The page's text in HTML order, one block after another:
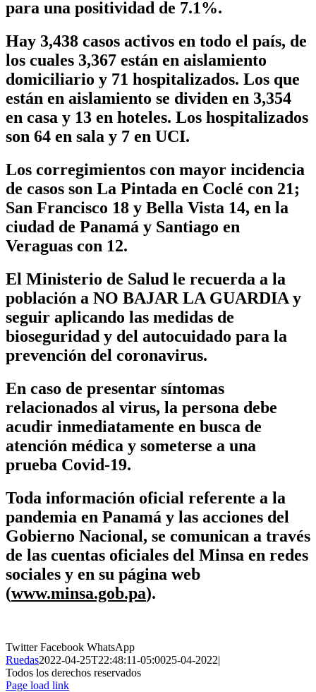
para una positividad de 7.1%.
Hay 3,438 casos activos en todo el país, de
los cuales 3,367 están en aislamiento
domiciliario y 71 hospitalizados. Los que
están en aislamiento se dividen en 3,354
en casa y 13 en hoteles. Los hospitalizados
son 64 en sala y 7 en UCI.
Los corregimientos con mayor incidencia
de casos son La Pintada en Coclé con 21;
San Francisco 18 y Bella Vista 14, en la
ciudad de Panamá y Santiago en
Veraguas con 12.
El Ministerio de Salud le recuerda a la
población a NO BAJAR LA GUARDIA y
seguir aplicando las medidas de
bioseguridad y del autocuidado para la
prevención del coronavirus.
En caso de presentar síntomas
relacionados al virus, la persona debe
acudir inmediatamente en busca de
atención médica y someterse a una
prueba Covid-19.
Toda información oficial referente a la
pandemia en Panamá y las acciones del
Gobierno Nacional, se comunican a través
de las cuentas oficiales del Minsa en redes
sociales y en su página web
(www.minsa.gob.pa).
TwitterFacebook WhatsApp
Ruedas2022-04-25T22:48:11-05:0025-04-2022|
Todos los derechos reservados
Page load link